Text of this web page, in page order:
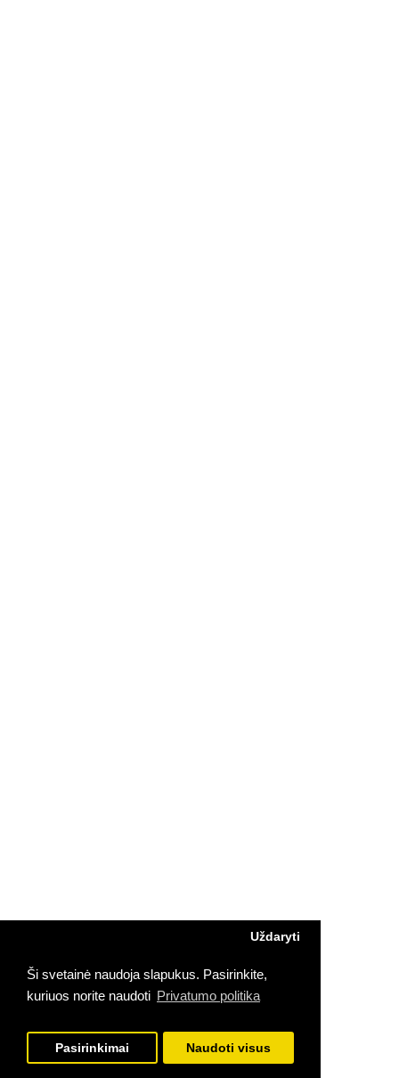
Ši svetainė naudoja slapukus. Pasirinkite,
kuriuos norite naudoti Privatumo politika
Uždaryti
Pasirinkimai Naudoti visus